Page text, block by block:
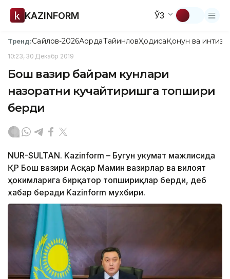
KAZINFORM ЎЗ
Тренд:Сайлов-2026АқордаТайинловҲодисаҚонун ва
10:23, 30 Декабр 2019
Бош вазир байрам кунлари
назоратни кучайтиришга топшириқ
берди
NUR-SULTAN. Kazinform – Бугун Ҳукумат мажлисида
ҚР Бош вазири Асқар Мамин вазирлар ва вилоят
ҳокимларига бирқатор топшириқлар берди, деб
хабар беради Kazinform мухбири.